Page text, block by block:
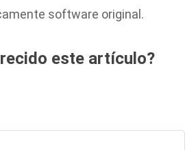
software original.
este artículo?